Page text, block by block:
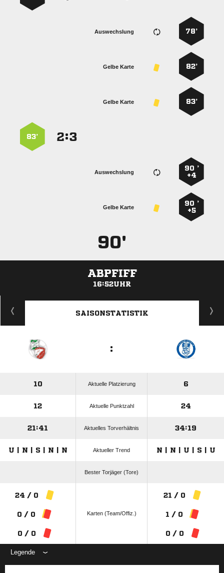
78’
Auswechslung
82’
Gelbe Karte
83’
Gelbe Karte
:
83’
90 ’
+4
Auswechslung
90 ’
+5
Gelbe Karte
90'
ABPFIFF
16:52UHR
ANZEIGE
SAISONSTATISTIK
:
10 Aktuelle Platzierung 6
12 Aktuelle Punktzahl 24
21:41 Aktuelles Torverhältnis 34:19
U | N | S | N | N Aktueller Trend N | N | U | S | U
Bester Torjäger (Tore)
24 / 0
0 / 0
0 / 0
Karten (Team/Offiz.)
21 / 0
1 / 0
0 / 0
Legende
ANZEIGE